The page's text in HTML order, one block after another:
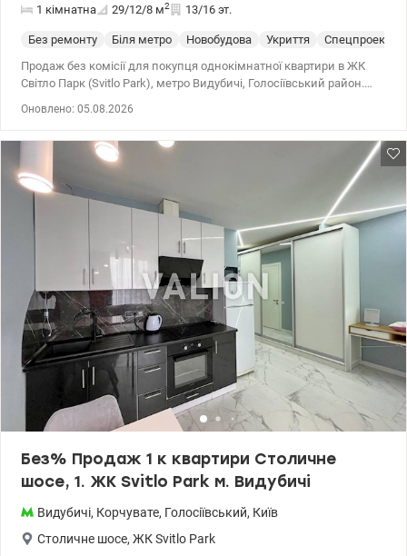
1 кімнатна 29/12/8 м2 13/16 эт.
Без ремонту Біля метро Новобудова Укриття Спецпроект
Продаж без комісії для покупця однокімнатної квартири в ЖК
Світло Парк (Svitlo Park), метро Видубичі, Голосіївський район.
Вид з вікна в середину комплексу. Територія ЖК закрита та
охороняється. На території є великий зелений парк-двір, затишні
алеї з лаунж-зонами, а також різноманітні майданчики.
Підземний паркінг і наземний паркінг. 15 хвилин пішки до
станції метро Видубичі. Перепоступку сплачує продавець. Без
комісії для покупця! За подробицями дзвоніть або пишіть. Ціна
43 000 у.о. valion.ua/1149118 Яна 096 914 96 44
Оновлено: 05.08.2026
Без% Продаж 1 к квартири Столичне
шосе, 1. ЖК Svitlo Park м. Видубичі
Видубичі, Корчувате, Голосіївський, Київ
Столичне шосе, ЖК Svitlo Park